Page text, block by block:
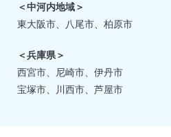
＜中河内地域＞
東大阪市、八尾市、柏原市
＜兵庫県＞
西宮市、尼崎市、伊丹市
宝塚市、川西市、芦屋市